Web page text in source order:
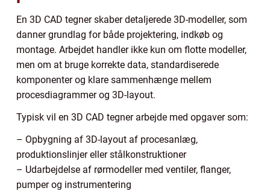
En 3D CAD tegner skaber detaljerede 3D-modeller, som
danner grundlag for både projektering, indkøb og
montage. Arbejdet handler ikke kun om flotte modeller,
men om at bruge korrekte data, standardiserede
komponenter og klare sammenhænge mellem
procesdiagrammer og 3D-layout.
Typisk vil en 3D CAD tegner arbejde med opgaver som:
– Opbygning af 3D-layout af procesanlæg,
produktionslinjer eller stålkonstruktioner
– Udarbejdelse af rørmodeller med ventiler, flanger,
pumper og instrumentering